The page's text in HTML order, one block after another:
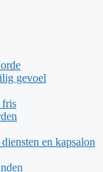
gevoel
fris
en kapsalon